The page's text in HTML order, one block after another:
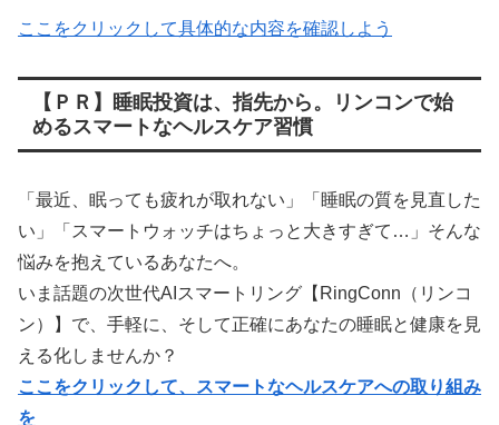
ここをクリックして具体的な内容を確認しよう
【ＰＲ】睡眠投資は、指先から。リンコンで始
めるスマートなヘルスケア習慣
「最近、眠っても疲れが取れない」「睡眠の質を見直した
い」「スマートウォッチはちょっと大きすぎて…」そんな
悩みを抱えているあなたへ。
いま話題の次世代AIスマートリング【RingConn（リンコ
ン）】で、手軽に、そして正確にあなたの睡眠と健康を見
える化しませんか？
ここをクリックして、スマートなヘルスケアへの取り組み
を